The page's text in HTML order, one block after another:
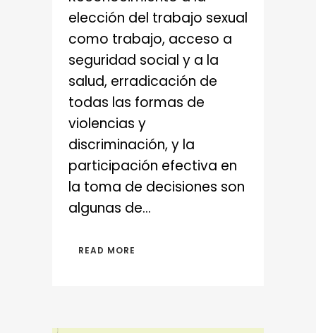
elección del trabajo sexual
como trabajo, acceso a
seguridad social y a la
salud, erradicación de
todas las formas de
violencias y
discriminación, y la
participación efectiva en
la toma de decisiones son
algunas de...
READ MORE